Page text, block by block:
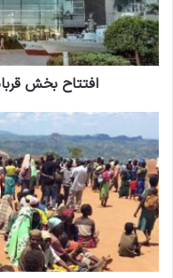
افتتاح بخش